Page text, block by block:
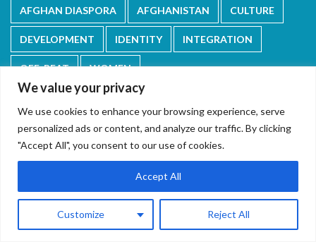
We value your privacy
We use cookies to enhance your browsing experience, serve
personalized ads or content, and analyze our traffic. By clicking
"Accept All", you consent to our use of cookies.
Customize Reject All
Accept All
AFGHAN DIASPORA AFGHANISTAN CULTURE
DEVELOPMENT IDENTITY INTEGRATION
OFF-BEAT WOMEN
دری/پشتو English